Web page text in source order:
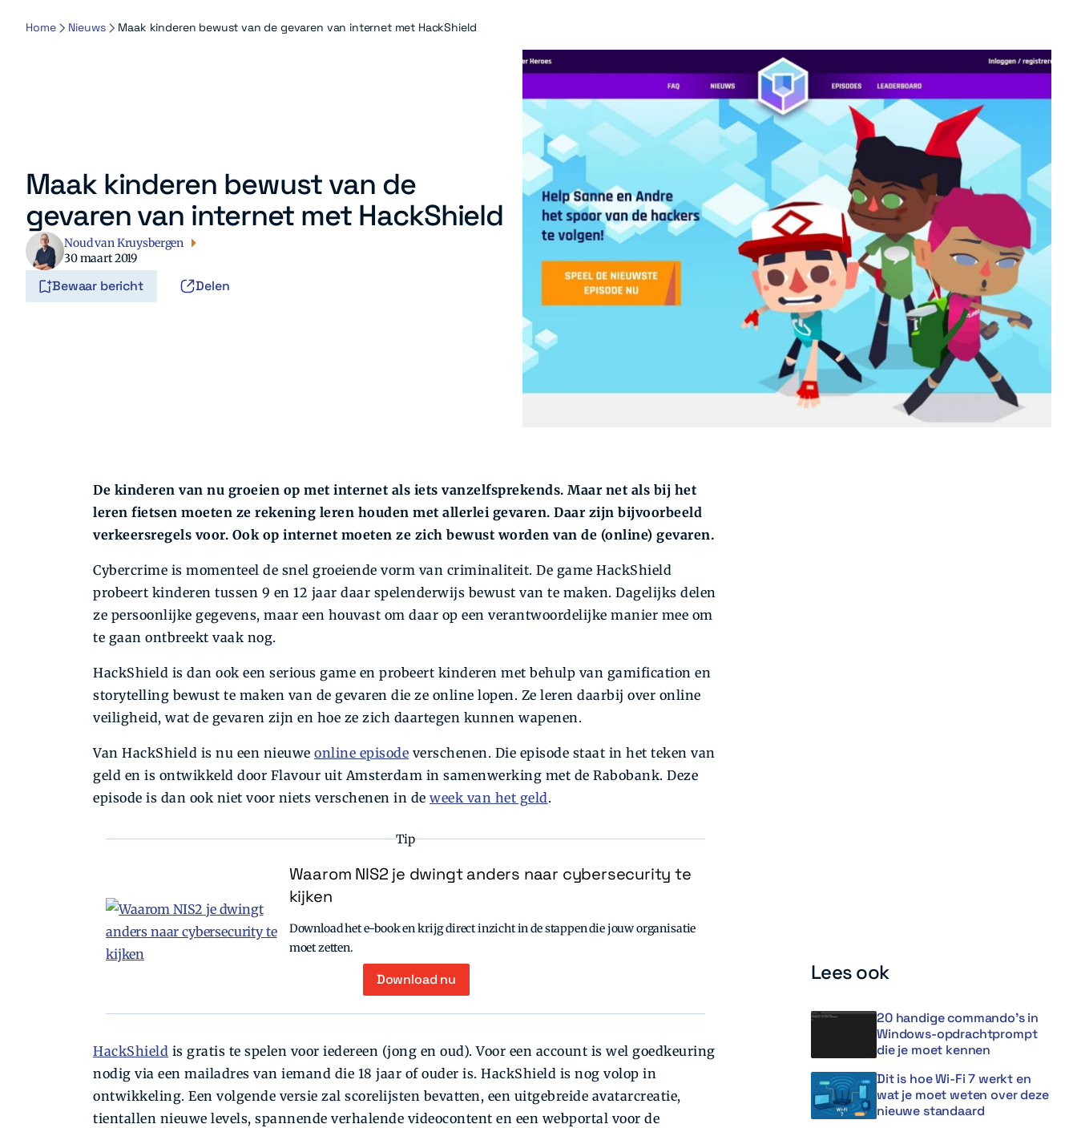
Home Nieuws Maak kinderen bewust van de gevaren van internet met HackShield
Maak kinderen bewust van de
gevaren van internet met HackShield
Noud van Kruysbergen
30 maart 2019
Bewaar bericht Delen
De kinderen van nu groeien op met internet als iets vanzelfsprekends. Maar net als bij het
leren fietsen moeten ze rekening leren houden met allerlei gevaren. Daar zijn bijvoorbeeld
verkeersregels voor. Ook op internet moeten ze zich bewust worden van de (online) gevaren.
Cybercrime is momenteel de snel groeiende vorm van criminaliteit. De game HackShield
probeert kinderen tussen 9 en 12 jaar daar spelenderwijs bewust van te maken. Dagelijks delen
ze persoonlijke gegevens, maar een houvast om daar op een verantwoordelijke manier mee om
te gaan ontbreekt vaak nog.
HackShield is dan ook een serious game en probeert kinderen met behulp van gamification en
storytelling bewust te maken van de gevaren die ze online lopen. Ze leren daarbij over online
veiligheid, wat de gevaren zijn en hoe ze zich daartegen kunnen wapenen.
Van HackShield is nu een nieuwe online episode verschenen. Die episode staat in het teken van
geld en is ontwikkeld door Flavour uit Amsterdam in samenwerking met de Rabobank. Deze
episode is dan ook niet voor niets verschenen in de week van het geld.
Tip
Waarom NIS2 je dwingt anders naar cybersecurity te
kijken
Download het e-book en krijg direct inzicht in de stappen die jouw organisatie
moet zetten.
Download nu
HackShield is gratis te spelen voor iedereen ­(jong en oud). Voor een account is wel goedkeuring
nodig via een mailadres van iemand die 18 jaar of ouder is. HackShield is nog volop in
ontwikkeling. Een volgende versie zal scorelijsten bevatten, een uitgebreide avatarcreatie,
tientallen nieuwe levels, spannende verhalende videocontent en een webportal voor de
Lees ook
20 handige commando’s in
Windows-opdrachtprompt
die je moet kennen
Dit is hoe Wi-Fi 7 werkt en
wat je moet weten over deze
nieuwe standaard